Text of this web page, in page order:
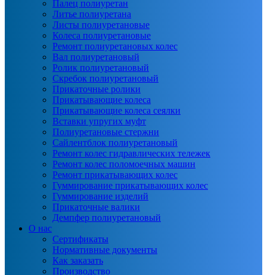
Палец полиуретан
Литье полиуретана
Листы полиуретановые
Колеса полиуретановые
Ремонт полиуретановых колес
Вал полиуретановый
Ролик полиуретановый
Скребок полиуретановый
Прикаточные ролики
Прикатывающие колеса
Прикатывающие колеса сеялки
Вставки упругих муфт
Полиуретановые стержни
Сайлентблок полиуретановый
Ремонт колес гидравлических тележек
Ремонт колес поломоечных машин
Ремонт прикатывающих колес
Гуммирование прикатывающих колес
Гуммирование изделий
Прикаточные валики
Демпфер полиуретановый
О нас
Сертификаты
Нормативные документы
Как заказать
Производство